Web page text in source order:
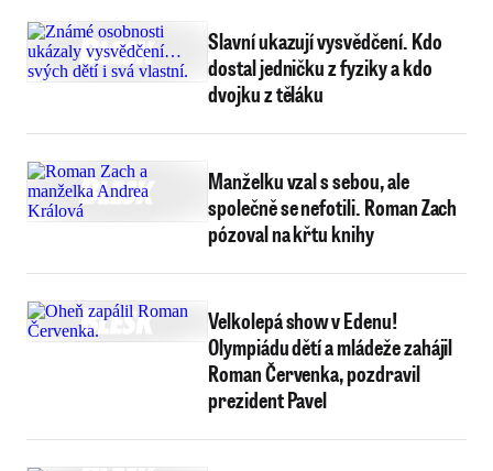
Slavní ukazují vysvědčení. Kdo
dostal jedničku z fyziky a kdo
dvojku z těláku
Manželku vzal s sebou, ale
společně se nefotili. Roman Zach
pózoval na křtu knihy
Velkolepá show v Edenu!
Olympiádu dětí a mládeže zahájil
Roman Červenka, pozdravil
prezident Pavel